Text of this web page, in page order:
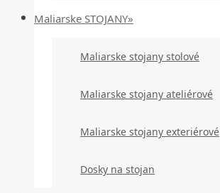
Maliarske STOJANY»
Maliarske stojany stolové
Maliarske stojany ateliérové
Maliarske stojany exteriérové
Dosky na stojan